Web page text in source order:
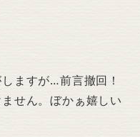
ますが…前言撤回！
せん。ぼかぁ嬉しい